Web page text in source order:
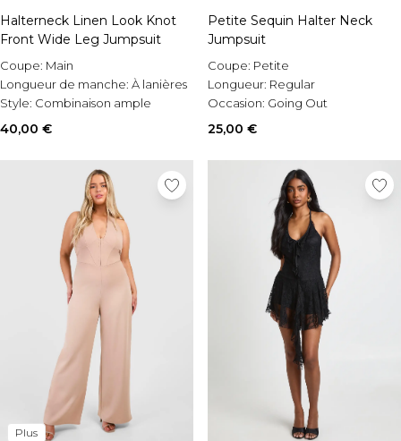
Halterneck Linen Look Knot
Front Wide Leg Jumpsuit
Coupe: Main
Longueur de manche: À lanières
Style: Combinaison ample
40,00 €
Petite Sequin Halter Neck
Jumpsuit
Coupe: Petite
Longueur: Regular
Occasion: Going Out
25,00 €
Plus